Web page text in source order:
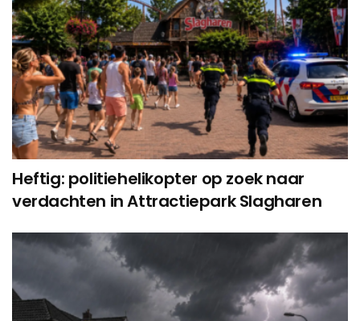
Heftig: politiehelikopter op zoek naar
verdachten in Attractiepark Slagharen